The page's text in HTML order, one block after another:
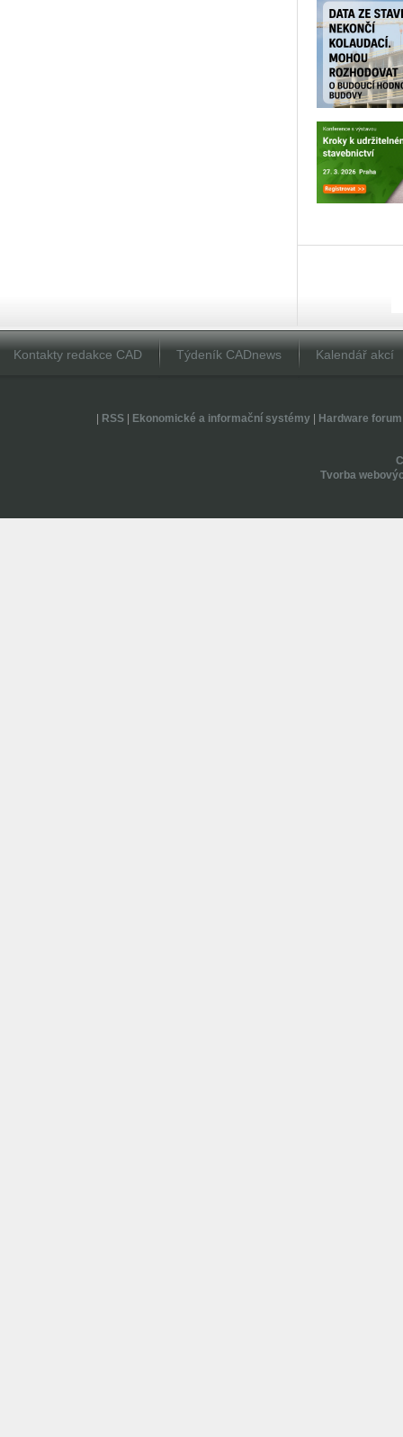
Kontakty redakce CAD Týdeník CADnews Kalendář akcí
RSS| Ekonomické a informační systémy| Hardware forum
Tvorba